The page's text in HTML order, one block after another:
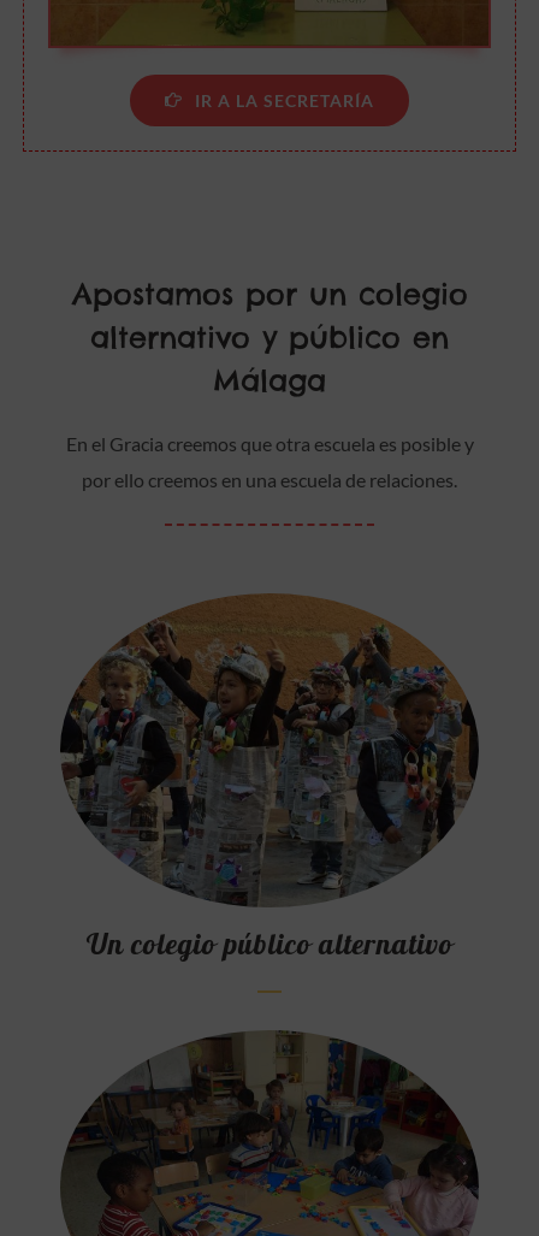
IR A LA SECRETARÍA
Apostamos por un colegio
alternativo y público en
Málaga
En el Gracia creemos que otra escuela es posible y
por ello creemos en una escuela de relaciones.
Un colegio público alternativo